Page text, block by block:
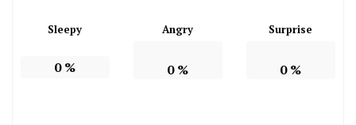
Sleepy
0%
Angry
0%
Surprise
0%